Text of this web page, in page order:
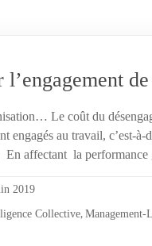
Le coût du
engagés au travail, c’est-
affectant la performance
2019
Collective, Management-